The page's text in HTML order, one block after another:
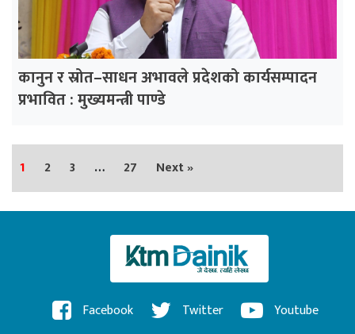
कानुन र स्रोत–साधन अभावले प्रदेशको कार्यसम्पादन
प्रभावित : मुख्यमन्त्री पाण्डे
1 2 3 … 27 Next »
Facebook Twitter Youtube